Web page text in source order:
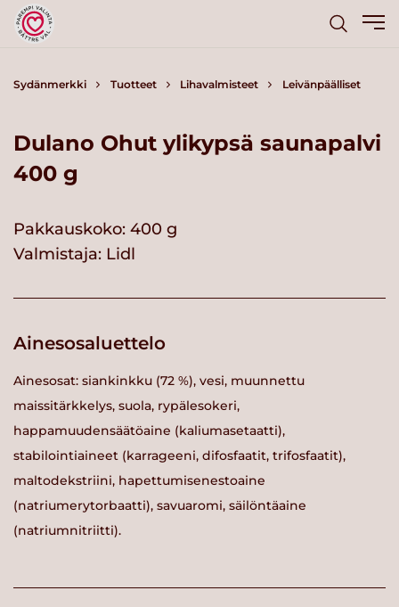
Sydänmerkki Tuotteet Lihavalmisteet Leivänpäälliset
Dulano Ohut ylikypsä saunapalvi
400 g
Pakkauskoko: 400 g
Valmistaja: Lidl
Ainesosaluettelo
Ainesosat: siankinkku (72 %), vesi, muunnettu
maissitärkkelys, suola, rypälesokeri,
happamuudensäätöaine (kaliumasetaatti),
stabilointiaineet (karrageeni, difosfaatit, trifosfaatit),
maltodekstriini, hapettumisenestoaine
(natriumerytorbaatti), savuaromi, säilöntäaine
(natriumnitriitti).